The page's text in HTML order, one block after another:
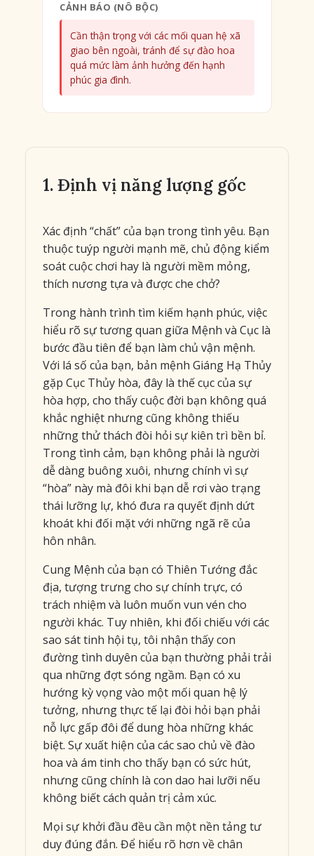
CẢNH BÁO (NÔ BỘC)
Cần thận trọng với các mối quan hệ xã
giao bên ngoài, tránh để sự đào hoa
quá mức làm ảnh hưởng đến hạnh
phúc gia đình.
1. Định vị năng lượng gốc
Xác định “chất” của bạn trong tình yêu. Bạn
thuộc tuýp người mạnh mẽ, chủ động kiểm
soát cuộc chơi hay là người mềm mỏng,
thích nương tựa và được che chở?
Trong hành trình tìm kiếm hạnh phúc, việc
hiểu rõ sự tương quan giữa Mệnh và Cục là
bước đầu tiên để bạn làm chủ vận mệnh.
Với lá số của bạn, bản mệnh Giáng Hạ Thủy
gặp Cục Thủy hòa, đây là thế cục của sự
hòa hợp, cho thấy cuộc đời bạn không quá
khắc nghiệt nhưng cũng không thiếu
những thử thách đòi hỏi sự kiên trì bền bỉ.
Trong tình cảm, bạn không phải là người
dễ dàng buông xuôi, nhưng chính vì sự
“hòa” này mà đôi khi bạn dễ rơi vào trạng
thái lưỡng lự, khó đưa ra quyết định dứt
khoát khi đối mặt với những ngã rẽ của
hôn nhân.
Cung Mệnh của bạn có Thiên Tướng đắc
địa, tượng trưng cho sự chính trực, có
trách nhiệm và luôn muốn vun vén cho
người khác. Tuy nhiên, khi đối chiếu với các
sao sát tinh hội tụ, tôi nhận thấy con
đường tình duyên của bạn thường phải trải
qua những đợt sóng ngầm. Bạn có xu
hướng kỳ vọng vào một mối quan hệ lý
tưởng, nhưng thực tế lại đòi hỏi bạn phải
nỗ lực gấp đôi để dung hòa những khác
biệt. Sự xuất hiện của các sao chủ về đào
hoa và ám tinh cho thấy bạn có sức hút,
nhưng cũng chính là con dao hai lưỡi nếu
không biết cách quản trị cảm xúc.
Mọi sự khởi đầu đều cần một nền tảng tư
duy đúng đắn. Để hiểu rõ hơn về chân